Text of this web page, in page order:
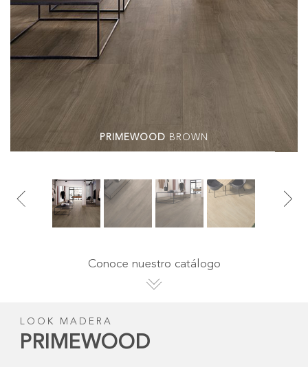
PRIMEWOOD BROWN
Conoce nuestro catálogo
LOOK MADERA
PRIMEWOOD